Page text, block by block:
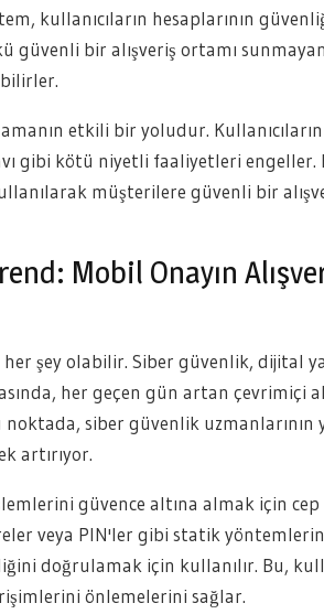
kullanıcıların hesaplarının
güvenli bir alışveriş ortamı
etkili bir yoludur.
gibi kötü niyetli faaliyetleri engeller.
müşterilere güvenli bir
Mobil Onayın
şey olabilir. Siber güvenlik, dijital
her geçen gün artan çevrimiçi
siber güvenlik
artırıyor.
güvence altına almak için
veya PIN'ler gibi statik
doğrulamak için kullanılır. Bu,
önlemelerini sağlar.